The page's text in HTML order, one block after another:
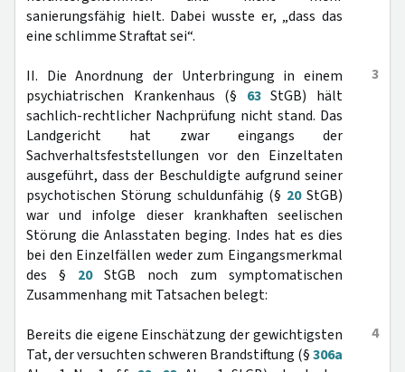
sanierungsfähig hielt. Dabei wusste er, „dass das
eine schlimme Straftat sei“.
3
II. Die Anordnung der Unterbringung in einem
psychiatrischen Krankenhaus (§ 63StGB) hält
sachlich-rechtlicher Nachprüfung nicht stand. Das
Landgericht hat zwar eingangs der
Sachverhaltsfeststellungen vor den Einzeltaten
ausgeführt, dass der Beschuldigte aufgrund seiner
psychotischen Störung schuldunfähig (§ 20StGB)
war und infolge dieser krankhaften seelischen
Störung die Anlasstaten beging. Indes hat es dies
bei den Einzelfällen weder zum Eingangsmerkmal
des § 20StGB noch zum symptomatischen
Zusammenhang mit Tatsachen belegt:
4
Bereits die eigene Einschätzung der gewichtigsten
Tat, der versuchten schweren Brandstiftung (§306a